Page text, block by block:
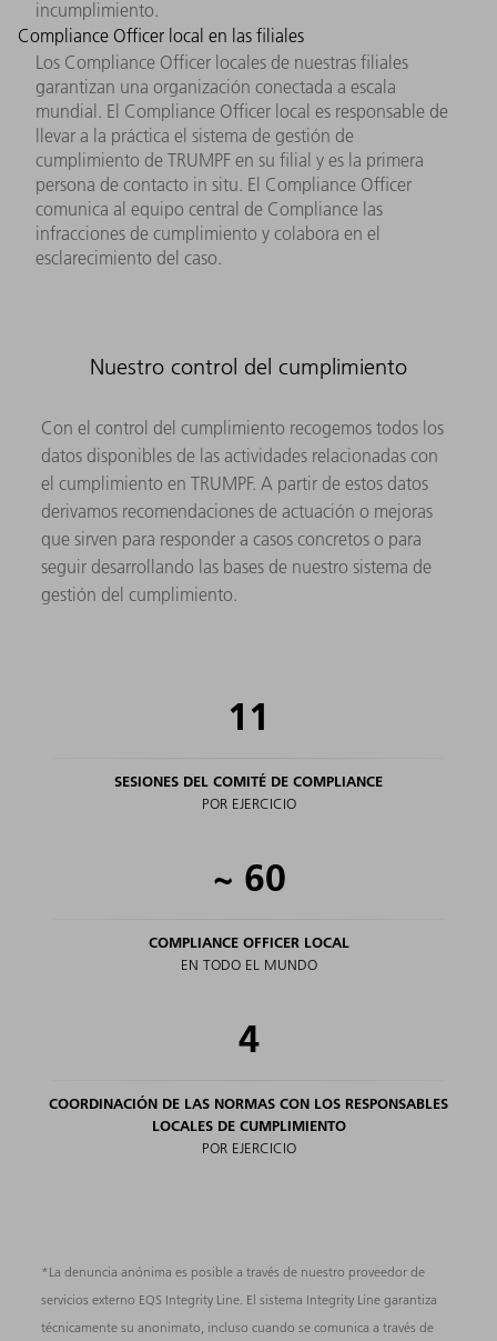
incumplimiento.
Compliance Officer local en las filiales
Los Compliance Officer locales de nuestras filiales
garantizan una organización conectada a escala
mundial. El Compliance Officer local es responsable de
llevar a la práctica el sistema de gestión de
cumplimiento de TRUMPF en su filial y es la primera
persona de contacto in situ. El Compliance Officer
comunica al equipo central de Compliance las
infracciones de cumplimiento y colabora en el
esclarecimiento del caso.
Nuestro control del cumplimiento
Con el control del cumplimiento recogemos todos los
datos disponibles de las actividades relacionadas con
el cumplimiento en TRUMPF. A partir de estos datos
derivamos recomendaciones de actuación o mejoras
que sirven para responder a casos concretos o para
seguir desarrollando las bases de nuestro sistema de
gestión del cumplimiento.
11
SESIONES DEL COMITÉ DE COMPLIANCE
POR EJERCICIO
~ 60
COMPLIANCE OFFICER LOCAL
EN TODO EL MUNDO
4
COORDINACIÓN DE LAS NORMAS CON LOS RESPONSABLES
LOCALES DE CUMPLIMIENTO
POR EJERCICIO
*La denuncia anónima es posible a través de nuestro proveedor de
servicios externo EQS Integrity Line. El sistema Integrity Line garantiza
técnicamente su anonimato, incluso cuando se comunica a través de